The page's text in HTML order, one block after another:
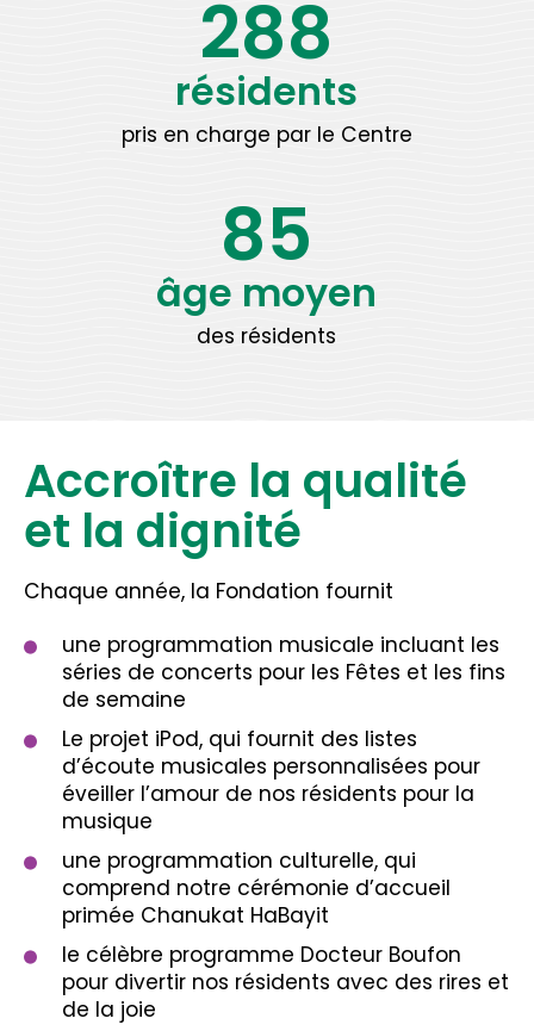
288
résidents
pris en charge par le Centre
85
âge moyen
des résidents
Accroître la qualité
et la dignité
Chaque année, la Fondation fournit
une programmation musicale incluant les
séries de concerts pour les Fêtes et les fins
de semaine
Le projet iPod, qui fournit des listes
d’écoute musicales personnalisées pour
éveiller l’amour de nos résidents pour la
musique
une programmation culturelle, qui
comprend notre cérémonie d’accueil
primée Chanukat HaBayit
le célèbre programme Docteur Boufon
pour divertir nos résidents avec des rires et
de la joie